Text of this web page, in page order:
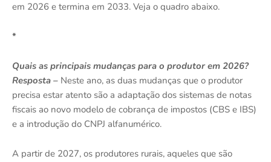
em 2026 e termina em 2033. Veja o quadro abaixo.
*
Quais as principais mudanças para o produtor em 2026?
Resposta – Neste ano, as duas mudanças que o produtor
precisa estar atento são a adaptação dos sistemas de notas
fiscais ao novo modelo de cobrança de impostos (CBS e IBS)
e a introdução do CNPJ alfanumérico.
A partir de 2027, os produtores rurais, aqueles que são